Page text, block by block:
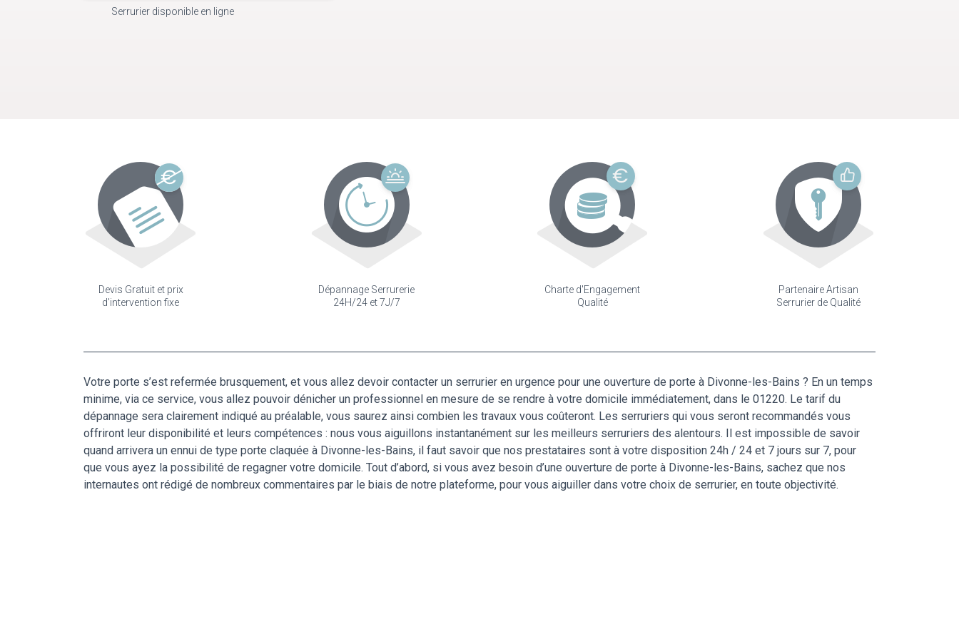
Serrurier disponible en ligne
Devis Gratuit et prix
d'intervention fixe
Dépannage Serrurerie
24H/24 et 7J/7
Charte d'Engagement
Qualité
Partenaire Artisan
Serrurier de Qualité
Votre porte s’est refermée brusquement, et vous allez devoir contacter un serrurier en urgence pour une ouverture de porte à Divonne-les-Bains ? En un temps
minime, via ce service, vous allez pouvoir dénicher un professionnel en mesure de se rendre à votre domicile immédiatement, dans le 01220. Le tarif du
dépannage sera clairement indiqué au préalable, vous saurez ainsi combien les travaux vous coûteront. Les serruriers qui vous seront recommandés vous
offriront leur disponibilité et leurs compétences : nous vous aiguillons instantanément sur les meilleurs serruriers des alentours. Il est impossible de savoir
quand arrivera un ennui de type porte claquée à Divonne-les-Bains, il faut savoir que nos prestataires sont à votre disposition 24h / 24 et 7 jours sur 7, pour
que vous ayez la possibilité de regagner votre domicile. Tout d’abord, si vous avez besoin d’une ouverture de porte à Divonne-les-Bains, sachez que nos
internautes ont rédigé de nombreux commentaires par le biais de notre plateforme, pour vous aiguiller dans votre choix de serrurier, en toute objectivité.